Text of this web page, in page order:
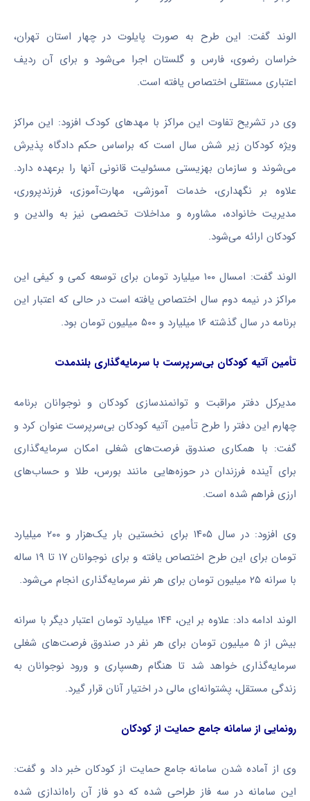
الوند گفت: این طرح به صورت پایلوت در چهار استان تهران،
خراسان رضوی، فارس و گلستان اجرا می‌شود و برای آن ردیف
اعتباری مستقلی اختصاص یافته است.
وی در تشریح تفاوت این مراکز با مهدهای کودک افزود: این مراکز
ویژه کودکان زیر شش سال است که براساس حکم دادگاه پذیرش
می‌شوند و سازمان بهزیستی مسئولیت قانونی آنها را برعهده دارد.
علاوه بر نگهداری، خدمات آموزشی، مهارت‌آموزی، فرزندپروری،
مدیریت خانواده، مشاوره و مداخلات تخصصی نیز به والدین و
کودکان ارائه می‌شود.
الوند گفت: امسال ۱۰۰ میلیارد تومان برای توسعه کمی و کیفی این
مراکز در نیمه دوم سال اختصاص یافته است در حالی که اعتبار این
برنامه در سال گذشته ۱۶ میلیارد و ۵۰۰ میلیون تومان بود.
تأمین آتیه کودکان بی‌سرپرست با سرمایه‌گذاری بلندمدت
مدیرکل دفتر مراقبت و توانمندسازی کودکان و نوجوانان برنامه
چهارم این دفتر را طرح تأمین آتیه کودکان بی‌سرپرست عنوان کرد و
گفت: با همکاری صندوق فرصت‌های شغلی امکان سرمایه‌گذاری
برای آینده فرزندان در حوزه‌هایی مانند بورس، طلا و حساب‌های
ارزی فراهم شده است.
وی افزود: در سال ۱۴۰۵ برای نخستین بار یک‌هزار و ۲۰۰ میلیارد
تومان برای این طرح اختصاص یافته و برای نوجوانان ۱۷ تا ۱۹ ساله
با سرانه ۲۵ میلیون تومان برای هر نفر سرمایه‌گذاری انجام می‌شود.
الوند ادامه داد: علاوه بر این، ۱۴۴ میلیارد تومان اعتبار دیگر با سرانه
بیش از ۵ میلیون تومان برای هر نفر در صندوق فرصت‌های شغلی
سرمایه‌گذاری خواهد شد تا هنگام رهسپاری و ورود نوجوانان به
زندگی مستقل، پشتوانه‌ای مالی در اختیار آنان قرار گیرد.
رونمایی از سامانه جامع حمایت از کودکان
وی از آماده شدن سامانه جامع حمایت از کودکان خبر داد و گفت:
این سامانه در سه فاز طراحی شده که دو فاز آن راه‌اندازی شده